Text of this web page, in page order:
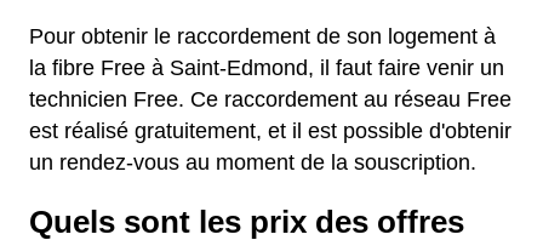
Pour obtenir le raccordement de son logement à
la fibre Free à Saint-Edmond, il faut faire venir un
technicien Free. Ce raccordement au réseau Free
est réalisé gratuitement, et il est possible d'obtenir
un rendez-vous au moment de la souscription.
Quels sont les prix des offres